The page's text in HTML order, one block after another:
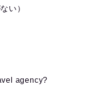
い）
agency?